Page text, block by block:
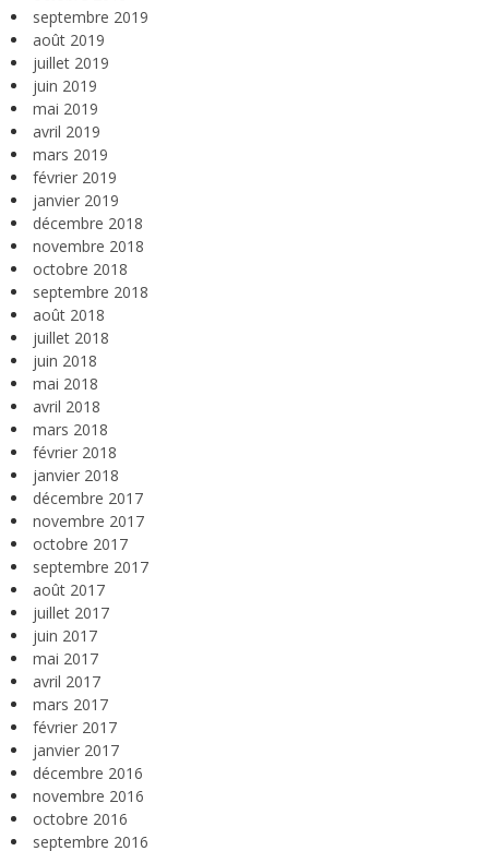
septembre 2019
août 2019
juillet 2019
juin 2019
mai 2019
avril 2019
mars 2019
février 2019
janvier 2019
décembre 2018
novembre 2018
octobre 2018
septembre 2018
août 2018
juillet 2018
juin 2018
mai 2018
avril 2018
mars 2018
février 2018
janvier 2018
décembre 2017
novembre 2017
octobre 2017
septembre 2017
août 2017
juillet 2017
juin 2017
mai 2017
avril 2017
mars 2017
février 2017
janvier 2017
décembre 2016
novembre 2016
octobre 2016
septembre 2016